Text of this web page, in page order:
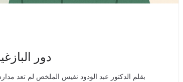
دور
بقلم الدكتور عبد الودود نفيس الملخص لم تعد